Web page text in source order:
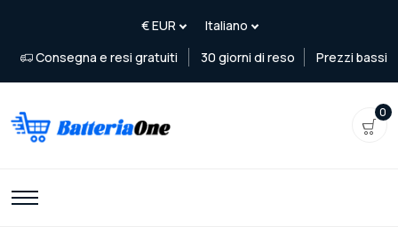
Consegna e resi gratuiti 30 giorni di reso Prezzi bassi
0